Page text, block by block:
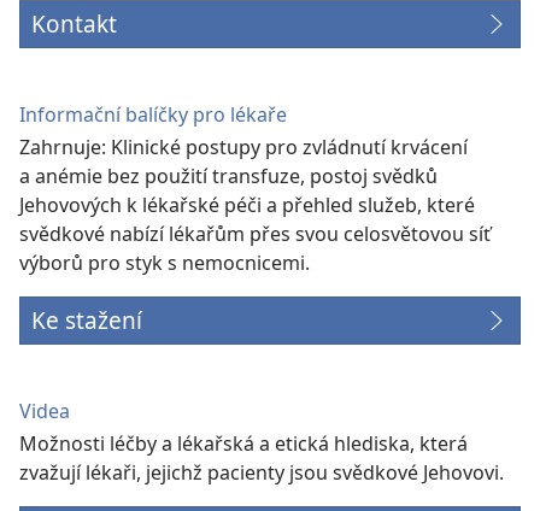
Kontakt
Informační balíčky pro lékaře
Zahrnuje: Klinické postupy pro zvládnutí krvácení
a anémie bez použití transfuze, postoj svědků
Jehovových k lékařské péči a přehled služeb, které
svědkové nabízí lékařům přes svou celosvětovou síť
výborů pro styk s nemocnicemi.
Ke stažení
Videa
Možnosti léčby a lékařská a etická hlediska, která
zvažují lékaři, jejichž pacienty jsou svědkové Jehovovi.